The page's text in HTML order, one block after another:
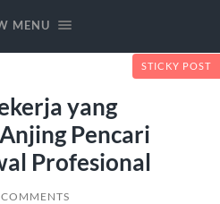
MENU
STICKY POST
yang
Pencari
Profesional